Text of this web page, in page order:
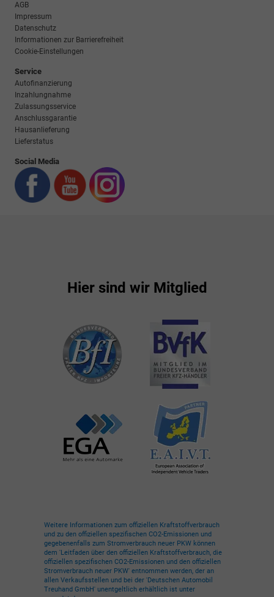
AGB
Impressum
Datenschutz
Informationen zur Barrierefreiheit
Cookie-Einstellungen
Service
Autofinanzierung
Inzahlungnahme
Zulassungsservice
Anschlussgarantie
Hausanlieferung
Lieferstatus
Social Media
Hier sind wir Mitglied
Weitere Informationen zum offiziellen Kraftstoffverbrauch
und zu den offiziellen spezifischen CO2-Emissionen und
gegebenenfalls zum Stromverbrauch neuer PKW können
dem 'Leitfaden über den offiziellen Kraftstoffverbrauch, die
offiziellen spezifischen CO2-Emissionen und den offiziellen
Stromverbrauch neuer PKW' entnommen werden, der an
allen Verkaufsstellen und bei der 'Deutschen Automobil
Treuhand GmbH' unentgeltlich erhältlich ist unter